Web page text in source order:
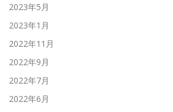
2023年5月
2023年1月
2022年11月
2022年9月
2022年7月
2022年6月